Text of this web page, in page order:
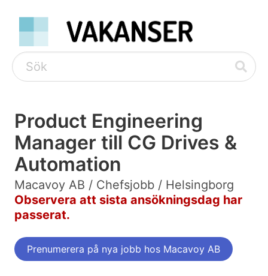
Product Engineering
Manager till CG Drives &
Automation
Macavoy AB / Chefsjobb / Helsingborg
Observera att sista ansökningsdag har
passerat.
Prenumerera på nya jobb hos Macavoy AB